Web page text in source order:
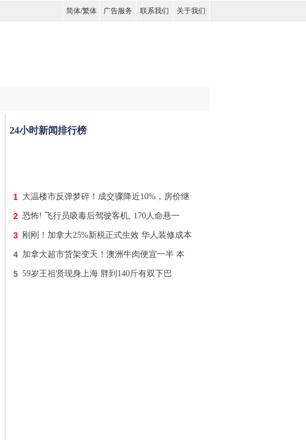
简体/繁体 广告服务 联系我们 关于我们
24小时新闻排行榜
1 大温楼市反弹梦碎！成交骤降近10%，房价继
2 恐怖! 飞行员吸毒后驾驶客机, 170人命悬一
3 刚刚！加拿大25%新税正式生效 华人装修成本
4 加拿大超市货架变天！澳洲牛肉便宜一半 本
5 59岁王祖贤现身上海 胖到140斤有双下巴